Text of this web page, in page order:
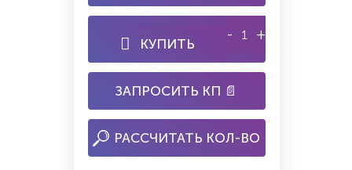
КУПИТЬ
- +
ЗАПРОСИТЬ КП 📄
РАССЧИТАТЬ КОЛ-ВО